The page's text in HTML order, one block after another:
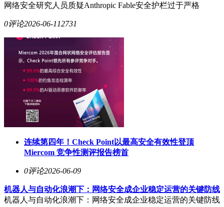
网络安全研究人员质疑Anthropic Fable安全护栏过于严格
0评论2026-06-112731
连续第四年！Check Point以最高安全有效性登顶
Miercom 竞争性测评报告榜首
0评论2026-06-09
机器人与自动化浪潮下：网络安全成企业稳定运营的关键防线
机器人与自动化浪潮下：网络安全成企业稳定运营的关键防线